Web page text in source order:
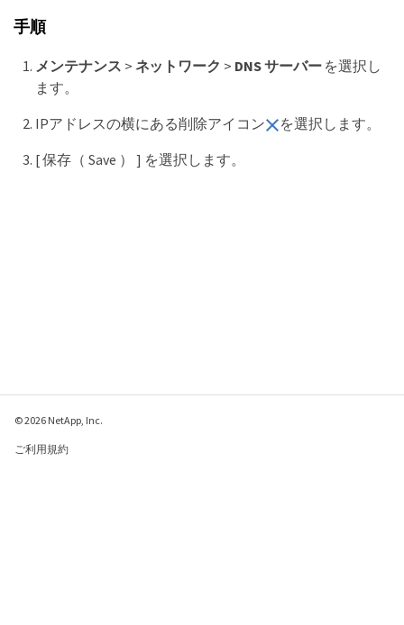
手順
メンテナンス > ネットワーク > DNS サーバーを選択し
ます。
IPアドレスの横にある削除アイコン
を選択します。
[ 保存（ Save ） ] を選択します。
© 2026 NetApp, Inc.
ご利用規約